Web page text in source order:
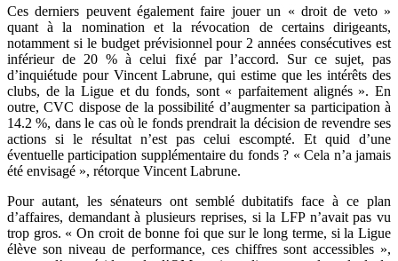
Ces derniers peuvent également faire jouer un « droit de veto »
quant à la nomination et la révocation de certains dirigeants,
notamment si le budget prévisionnel pour 2 années consécutives est
inférieur de 20 % à celui fixé par l’accord. Sur ce sujet, pas
d’inquiétude pour Vincent Labrune, qui estime que les intérêts des
clubs, de la Ligue et du fonds, sont « parfaitement alignés ». En
outre, CVC dispose de la possibilité d’augmenter sa participation à
14.2 %, dans le cas où le fonds prendrait la décision de revendre ses
actions si le résultat n’est pas celui escompté. Et quid d’une
éventuelle participation supplémentaire du fonds ? « Cela n’a jamais
été envisagé », rétorque Vincent Labrune.
Pour autant, les sénateurs ont semblé dubitatifs face à ce plan
d’affaires, demandant à plusieurs reprises, si la LFP n’avait pas vu
trop gros. « On croit de bonne foi que sur le long terme, si la Ligue
élève son niveau de performance, ces chiffres sont accessibles »,